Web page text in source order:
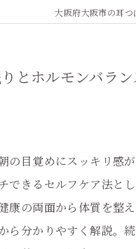
大阪府大阪市の耳
とホルモンバラ
の目覚めにスッキリ感
できるセルフケア法と
康の両面から体質を整
ら分かりやすく解説。